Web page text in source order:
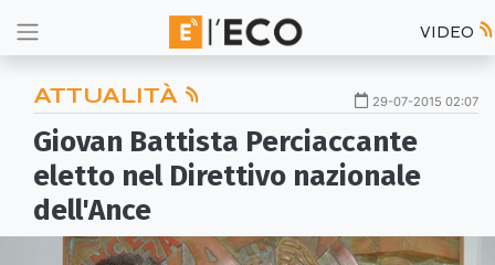
VIDEO
ATTUALITÀ 29-07-2015 02:07
Giovan Battista Perciaccante
eletto nel Direttivo nazionale
dell'Ance